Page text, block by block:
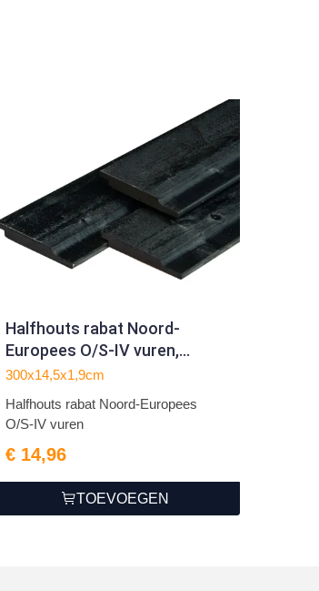
Halfhouts rabat Noord-
Europees O/S-IV vuren,
1.9x14.5x300cm zwart
300x14,5x1,9cm
Halfhouts rabat Noord-Europees
O/S-IV vuren
€ 14,96
TOEVOEGEN